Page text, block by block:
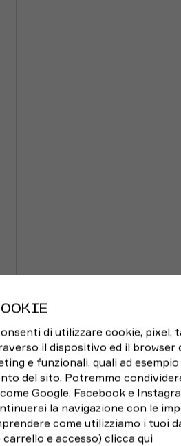
di utilizzare cookie, pixel,
il dispositivo ed il browser
e funzionali, quali ad esempio
del sito. Potremmo
Google, Facebook e
la navigazione con le
come utilizziamo i tuoi
e accesso) clicca qui